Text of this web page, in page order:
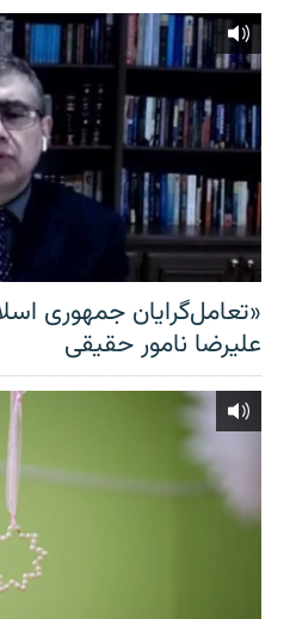
«تعامل‌گرایان جمهوری
علیرضا نامور حقیقی